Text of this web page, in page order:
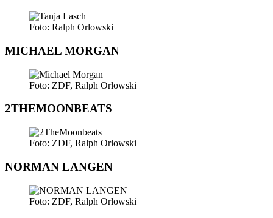
Foto: Ralph Orlowski
MICHAEL MORGAN
Foto: ZDF, Ralph Orlowski
2THEMOONBEATS
Foto: ZDF, Ralph Orlowski
NORMAN LANGEN
Foto: ZDF, Ralph Orlowski